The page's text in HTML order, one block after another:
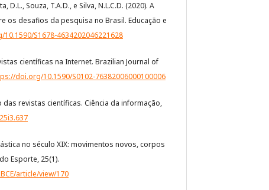
D.L., Souza, T.A.D., e Silva, N.L.C.D. (2020). A
desafios da pesquisa no Brasil. Educação e
S1678-4634202046221628
científicas na Internet. Brazilian Journal of
doi.org/10.1590/S0102-76382006000100006
das revistas científicas. Ciência da informação,
no século XIX: movimentos novos, corpos
Esporte, 25(1).
article/view/170